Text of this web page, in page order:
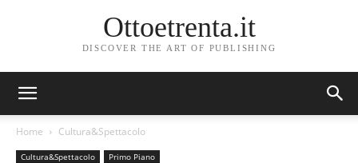
Ottoetrenta.it
DISCOVER THE ART OF PUBLISHING
Home Cultura&Spettacolo
Cultura&Spettacolo Primo Piano